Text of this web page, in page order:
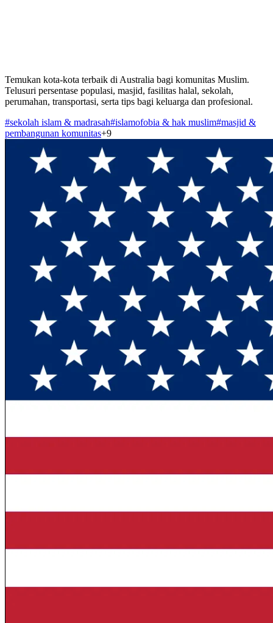
Temukan kota-kota terbaik di Australia bagi komunitas Muslim.
Telusuri persentase populasi, masjid, fasilitas halal, sekolah,
perumahan, transportasi, serta tips bagi keluarga dan profesional.
#sekolah islam & madrasah#islamofobia & hak muslim#masjid &
pembangunan komunitas+9